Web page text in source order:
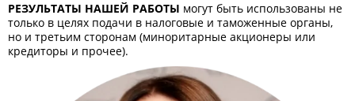
РЕЗУЛЬТАТЫ НАШЕЙ РАБОТЫ могут быть использованы не
только в целях подачи в налоговые и таможенные органы,
но и третьим сторонам (миноритарные акционеры или
кредиторы и прочее).